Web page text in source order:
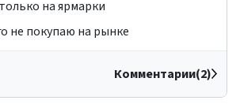
на ярмарки
не покупаю на рынке
Комментарии(2)